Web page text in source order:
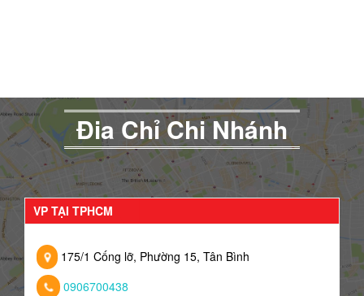
Đia Chỉ Chi Nhánh
VP TẠI TPHCM
175/1 Cống lỡ, Phường 15, Tân Bình
0906700438